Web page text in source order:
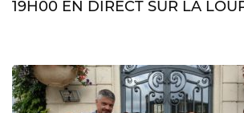
19H00 EN DIRECT SUR LA